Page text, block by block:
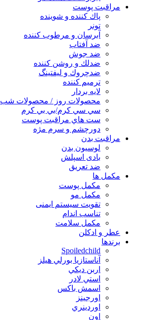
مراقبت پوست
پاك كننده و شوينده
تونر
آبرسان و مرطوب كننده
ضد آفتاب
ضد جوش
ضدلك و روشن كننده
ضدچروك و ليفتينگ
ترميم كننده
لايه بردار
محصولات روز / محصولات شب
سي سي كرم/بي بي كرم
ست هاي مراقبت پوست
دورچشم و سرم مژه
مراقبت بدن
لوسیون بدن
بادی اسپلش
ضد تعریق
مكمل ها
مکمل پوست
مکمل مو
تقویت سیستم ایمنی
تناسب اندام
مکمل سلامت
عطر و ادکلن
برندها
Spoiledchild
آناستازيا بورلي هيلز
اربن ديكي
استي لادر
اسمش باكس
اورجينز
اوردينري
اون